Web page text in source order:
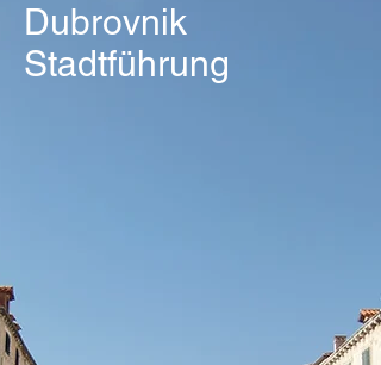
Dubrovnik
Stadtführung